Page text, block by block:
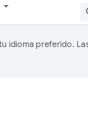
idioma preferido.